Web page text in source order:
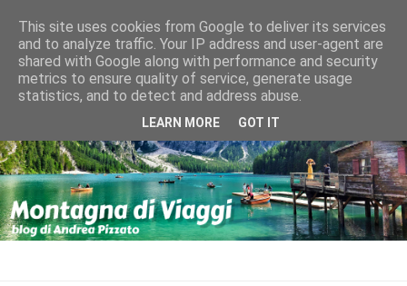
This site uses cookies from Google to deliver its services
and to analyze traffic. Your IP address and user-agent are
shared with Google along with performance and security
metrics to ensure quality of service, generate usage
statistics, and to detect and address abuse.
LEARN MORE GOT IT